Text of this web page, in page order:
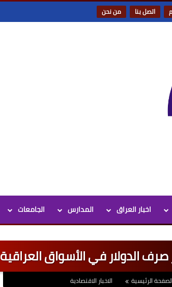
اتصل بنا من نحن
اخبار العراق المدارس الجامعات
صرف الدولار في الأسواق العراقية
الصفحة الرئيسية الاخبار الاقتصادية